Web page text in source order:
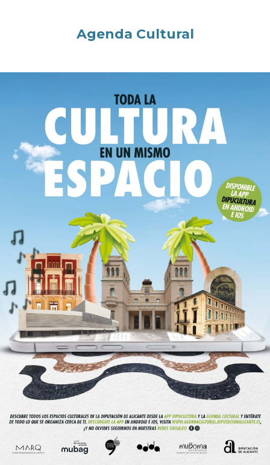
Agenda Cultural